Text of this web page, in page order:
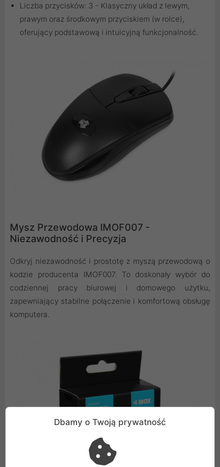
Liczba przycisków: 3 - Klasyczny układ z lewym,
prawym oraz środkowym przyciskiem (w rolce),
oferujący podstawową i intuicyjną funkcjonalność.
Mysz Przewodowa IMOF007 -
Niezawodność i Precyzja
Odkryj niezawodność i prostotę z myszą przewodową o
kodzie producenta IMOF007. To doskonały wybór do
codziennej pracy biurowej i domowego użytku,
zapewniający stabilne połączenie i komfortową obsługę
komputera.
Dbamy o Twoją prywatność